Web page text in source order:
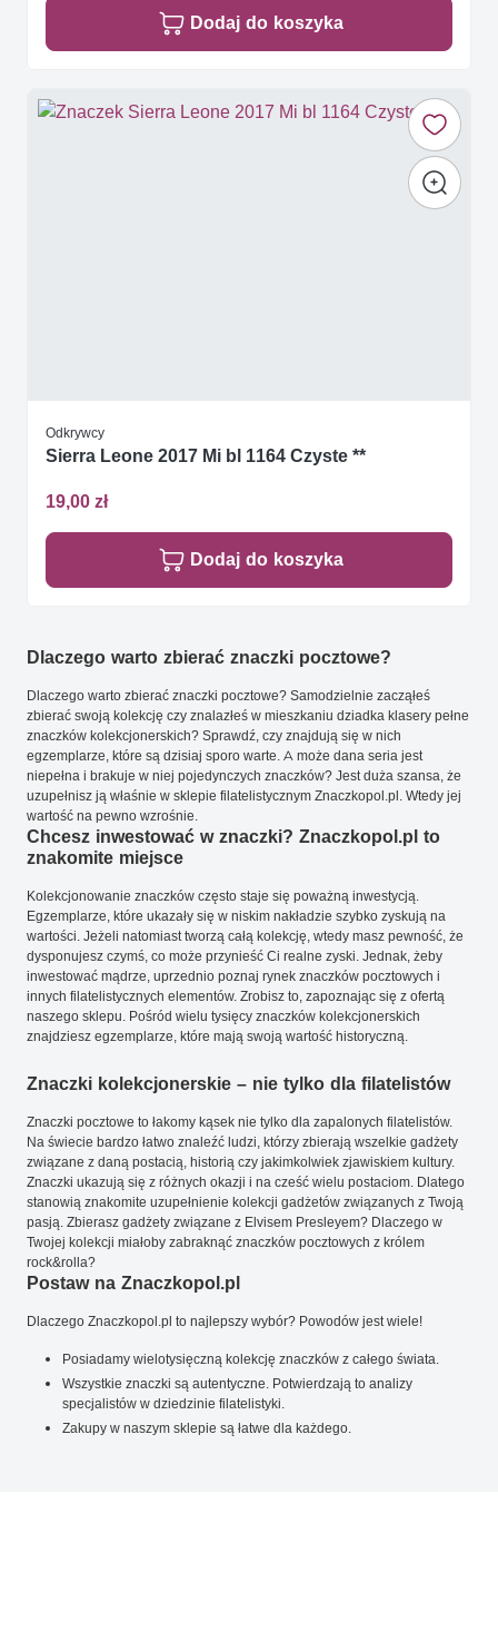
Dodaj do koszyka
Odkrywcy
Sierra Leone 2017 Mi bl 1164 Czyste **
19,00 zł
Dodaj do koszyka
Dlaczego warto zbierać znaczki pocztowe?
Dlaczego warto zbierać znaczki pocztowe? Samodzielnie zacząłeś
zbierać swoją kolekcję czy znalazłeś w mieszkaniu dziadka klasery pełne
znaczków kolekcjonerskich? Sprawdź, czy znajdują się w nich
egzemplarze, które są dzisiaj sporo warte. A może dana seria jest
niepełna i brakuje w niej pojedynczych znaczków? Jest duża szansa, że
uzupełnisz ją właśnie w sklepie filatelistycznym Znaczkopol.pl. Wtedy jej
wartość na pewno wzrośnie.
Chcesz inwestować w znaczki? Znaczkopol.pl to
znakomite miejsce
Kolekcjonowanie znaczków często staje się poważną inwestycją.
Egzemplarze, które ukazały się w niskim nakładzie szybko zyskują na
wartości. Jeżeli natomiast tworzą całą kolekcję, wtedy masz pewność, że
dysponujesz czymś, co może przynieść Ci realne zyski. Jednak, żeby
inwestować mądrze, uprzednio poznaj rynek znaczków pocztowych i
innych filatelistycznych elementów. Zrobisz to, zapoznając się z ofertą
naszego sklepu. Pośród wielu tysięcy znaczków kolekcjonerskich
znajdziesz egzemplarze, które mają swoją wartość historyczną.
Znaczki kolekcjonerskie – nie tylko dla filatelistów
Znaczki pocztowe to łakomy kąsek nie tylko dla zapalonych filatelistów.
Na świecie bardzo łatwo znaleźć ludzi, którzy zbierają wszelkie gadżety
związane z daną postacią, historią czy jakimkolwiek zjawiskiem kultury.
Znaczki ukazują się z różnych okazji i na cześć wielu postaciom. Dlatego
stanowią znakomite uzupełnienie kolekcji gadżetów związanych z Twoją
pasją. Zbierasz gadżety związane z Elvisem Presleyem? Dlaczego w
Twojej kolekcji miałoby zabraknąć znaczków pocztowych z królem
rock&rolla?
Postaw na Znaczkopol.pl
Dlaczego Znaczkopol.pl to najlepszy wybór? Powodów jest wiele!
Posiadamy wielotysięczną kolekcję znaczków z całego świata.
Wszystkie znaczki są autentyczne. Potwierdzają to analizy
specjalistów w dziedzinie filatelistyki.
Zakupy w naszym sklepie są łatwe dla każdego.